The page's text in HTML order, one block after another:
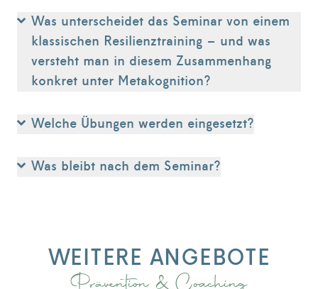
Was unterscheidet das Seminar von einem
klassischen Resilienztraining – und was
versteht man in diesem Zusammenhang
konkret unter Metakognition?
Welche Übungen werden eingesetzt?
Was bleibt nach dem Seminar?
WEITERE ANGEBOTE